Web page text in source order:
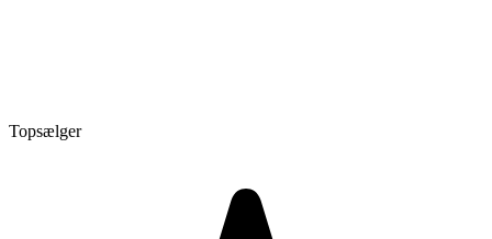
Topsælger